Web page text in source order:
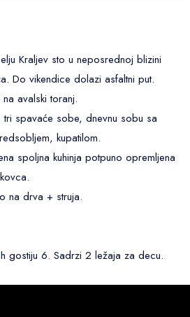
Kraljev sto u neposrednoj blizini
Do vikendice dolazi asfaltni put.
avalski toranj.
spavaće sobe, dnevnu sobu sa
kupatilom.
spoljna kuhinja potpuno opremljena
na drva + struja.
gostiju 6. Sadrzi 2 ležaja za decu.